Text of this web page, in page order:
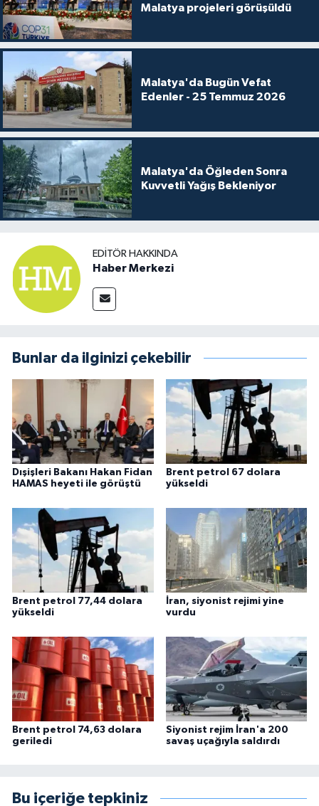
Malatya projeleri görüşüldü
Malatya'da Bugün Vefat
Edenler - 25 Temmuz 2026
Malatya'da Öğleden Sonra
Kuvvetli Yağış Bekleniyor
EDITÖR HAKKINDA
Haber Merkezi
Bunlar da ilginizi çekebilir
Dışişleri Bakanı Hakan Fidan
HAMAS heyeti ile görüştü
Brent petrol 67 dolara
yükseldi
Brent petrol 77,44 dolara
yükseldi
İran, siyonist rejimi yine
vurdu
Brent petrol 74,63 dolara
geriledi
Siyonist rejim İran'a 200
savaş uçağıyla saldırdı
Bu içeriğe tepkiniz